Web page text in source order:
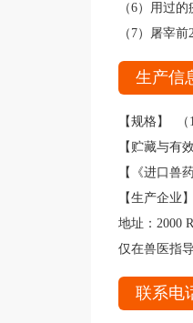
（6）用过
（7）屠宰前
生产信
【规格】
【贮藏与有
【《进口兽
【生产企业
地址：2000
仅在兽医指
联系电